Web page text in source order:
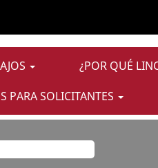
¿POR QUÉ
PARA SOLICITANTES
de"Supply Management Y
vacante acorde a sus
ofertas de trabajo